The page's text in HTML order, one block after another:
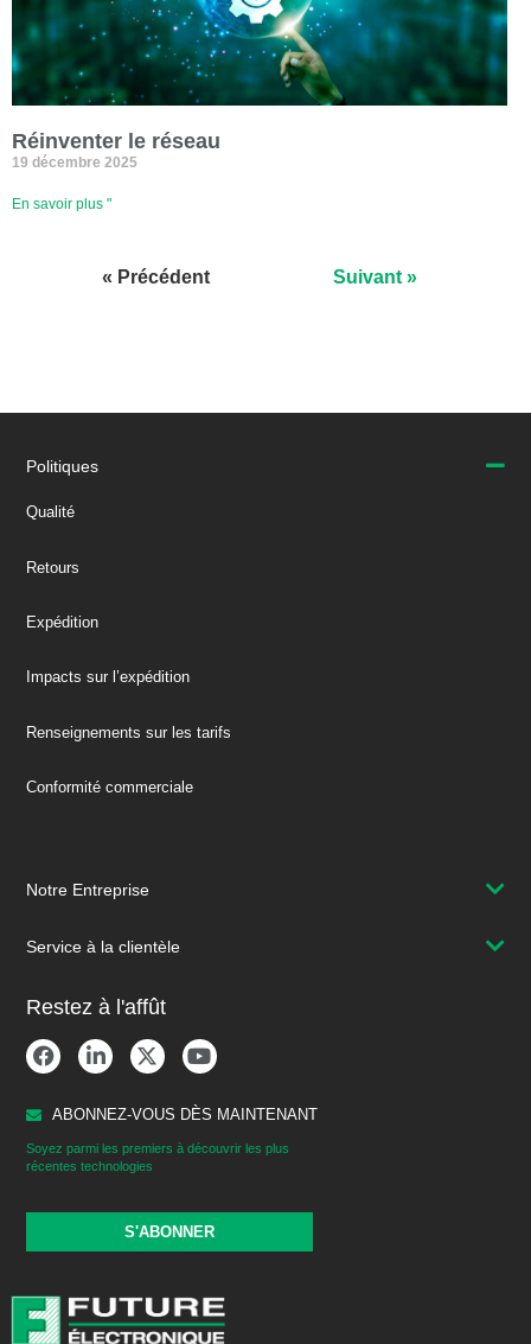
Réinventer le réseau
19 décembre 2025
En savoir plus "
« Précédent Suivant »
Politiques
Qualité
Retours
Expédition
Impacts sur l’expédition
Renseignements sur les tarifs
Conformité commerciale
Notre Entreprise
Service à la clientèle
Restez à l'affût
ABONNEZ-VOUS DÈS MAINTENANT
Soyez parmi les premiers à découvrir les plus
récentes technologies
S'ABONNER